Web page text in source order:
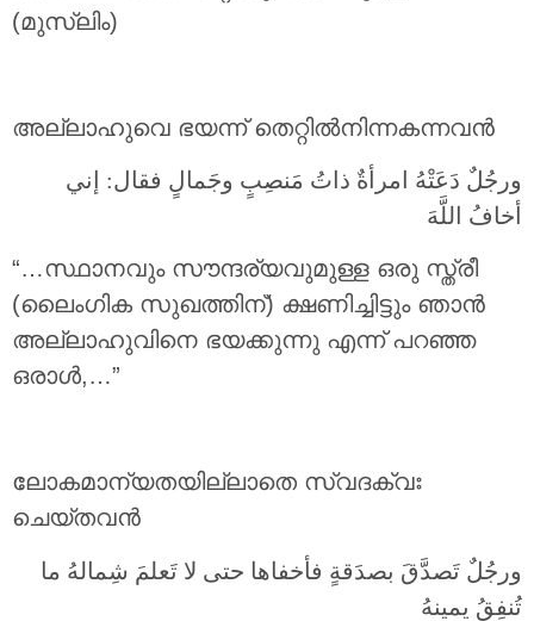
(മുസ്ലിം)
അല്ലാഹുവെ ഭയന്ന് തെറ്റിൽനിന്നകന്നവൻ
ورجُلٌ دَعَتْهُ امرأةٌ ذاتُ مَنصِبٍ وجَمالٍ فقال: إني
أخافُ اللَّهَ
“…സ്ഥാനവും സൗന്ദര്യവുമുള്ള ഒരു സ്ത്രീ
(ലൈംഗിക സുഖത്തിന്) ക്ഷണിച്ചിട്ടും ഞാൻ
അല്ലാഹുവിനെ ഭയക്കുന്നു എന്ന് പറഞ്ഞ
ഒരാൾ,…”
ലോകമാന്യതയില്ലാതെ സ്വദക്വഃ
ചെയ്തവൻ
ورجُلٌ تَصدَّقَ بصدَقةٍ فأخفاها حتى لا تَعلمَ شِمالهُ ما
تُنفِقُ يمينهُ